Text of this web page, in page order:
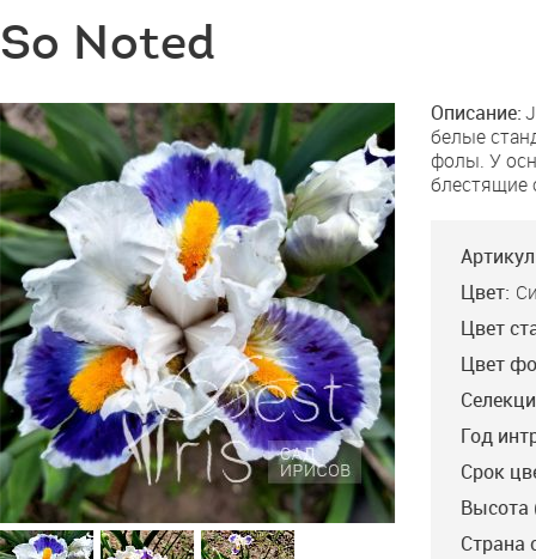
So Noted
So
Noted
Описание:
белые
фолы. У
блестящие
Цвет:
Цвет
Цвет
Год
Срок
Высота
Страна